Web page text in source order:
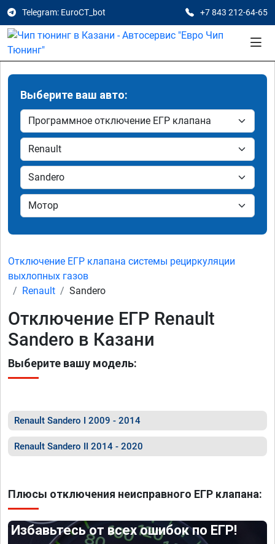
Telegram: EuroCT_bot +7 843 212-64-65
Выберите ваш авто:
Отключение ЕГР клапана системы рециркуляции
выхлопных газов
Renault
Sandero
Отключение ЕГР Renault
Sandero в Казани
Выберите вашу модель:
Renault Sandero I 2009 - 2014
Renault Sandero II 2014 - 2020
Плюсы отключения неисправного ЕГР клапана:
Избавьтесь от всех ошибок по ЕГР!